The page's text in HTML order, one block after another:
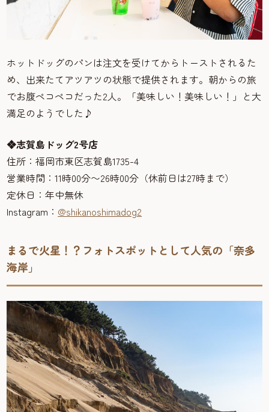
ホットドッグのパンは注文を受けてからトーストされるた
め、出来たてアツアツの状態で提供されます。朝からの旅
でお腹ペコペコだった2人。「美味しい！美味しい！」と大
満足のようでした♪
❖志賀島ドッグ2号店
住所：福岡市東区志賀島1735-4
営業時間：11時00分〜26時00分（休前日は27時まで）
定休日：年中無休
Instagram： @shikanoshimadog2
まるで火星！？フォトスポットとして人気の「奈多
海岸」